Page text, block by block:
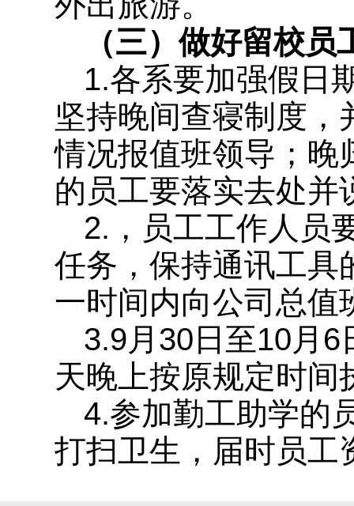
（三）做好留校员
1.各系要加强假日
坚持晚间查寝制度
情况报值班领导；晚
的员工要落实去处并
2.，员工工作人员
任务，保持通讯工具
一时间内向公司总值
3.9月30日至10月
天晚上按原规定时间
4.参加勤工助学的
打扫卫生，届时员工